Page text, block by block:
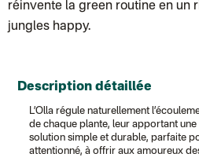
réinvente la green routine en un
jungles happy.
Description détaillée
L’Olla régule naturellement
de chaque plante, leur apportant
solution simple et durable, parfaite
attentionné, à offrir aux amoureux